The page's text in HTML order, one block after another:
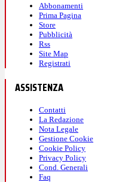
Abbonamenti
Prima Pagina
Store
Pubblicità
Rss
Site Map
Registrati
ASSISTENZA
Contatti
La Redazione
Nota Legale
Gestione Cookie
Cookie Policy
Privacy Policy
Cond. Generali
Faq